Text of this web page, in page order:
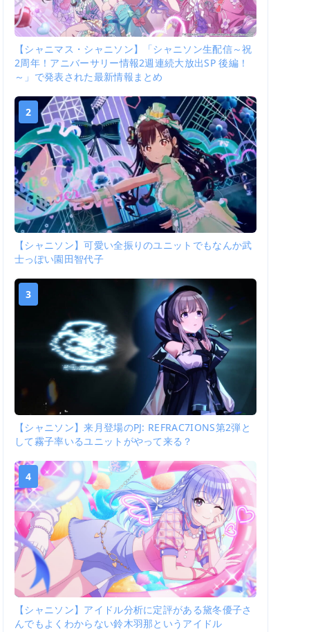
【シャニマス・シャニソン】「シャニソン生配信～祝
2周年！アニバーサリー情報2週連続大放出SP 後編！
～」で発表された最新情報まとめ
2
【シャニソン】可愛い全振りのユニットでもなんか武
士っぽい園田智代子
3
【シャニソン】来月登場のPJ: REFRAC7IONS第2弾と
して霧子率いるユニットがやって来る？
4
【シャニソン】アイドル分析に定評がある黛冬優子さ
んでもよくわからない鈴木羽那というアイドル